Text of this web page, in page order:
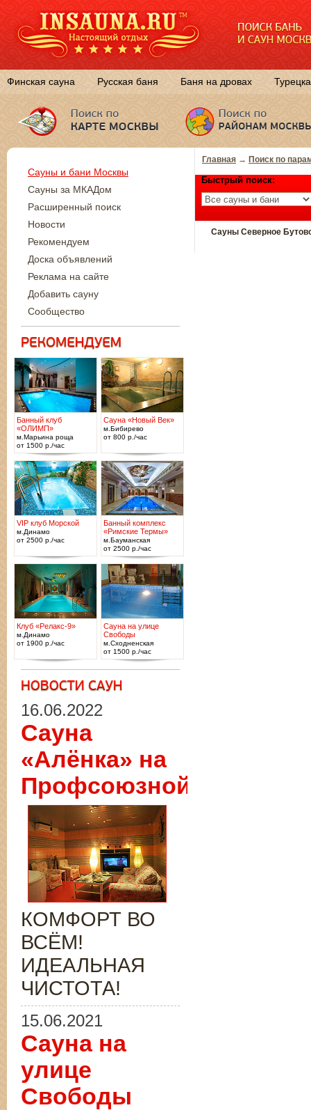
Финская сауна Русская баня Баня на дровах
Главная → Поиск по
Быстрый поиск:
Сауны Северное
Сауны и бани Москвы
Сауны за МКАДом
Расширенный поиск
Новости
Рекомендуем
Доска объявлений
Реклама на сайте
Добавить сауну
Сообщество
Банный клуб
«ОЛИМП»
м.Марьина роща
от 1500 р./час
Сауна «Новый Век»
м.Бибирево
от 800 р./час
VIP клуб Морской
м.Динамо
от 2500 р./час
Банный комплекс
«Римские Термы»
м.Бауманская
от 2500 р./час
Клуб «Релакс-9»
м.Динамо
от 1900 р./час
Сауна на улице
Свободы
м.Сходненская
от 1500 р./час
16.06.2022
Сауна
«Алёнка» на
Профсоюзной
КОМФОРТ ВО
ВСЁМ!
ИДЕАЛЬНАЯ
ЧИСТОТА!
15.06.2021
Сауна на
улице
Свободы